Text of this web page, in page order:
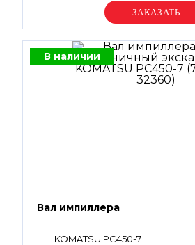
Уточняйте цену
В наличии
Вал импиллера
KOMATSU PC450-7